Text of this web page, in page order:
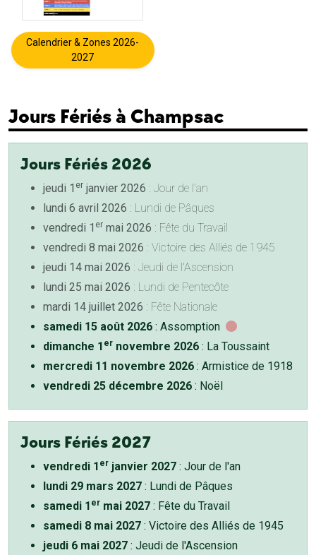
Calendrier & Zones 2026-
2027
Jours Fériés à Champsac
Jours Fériés 2026
jeudi 1 er janvier 2026 : Jour de l'an
lundi 6 avril 2026 : Lundi de Pâques
vendredi 1 er mai 2026 : Fête du Travail
vendredi 8 mai 2026 : Victoire des Alliés de 1945
jeudi 14 mai 2026 : Jeudi de l'Ascension
lundi 25 mai 2026 : Lundi de Pentecôte
mardi 14 juillet 2026 : Fête Nationale
samedi 15 août 2026 : Assomption
dimanche 1 er novembre 2026 : La Toussaint
mercredi 11 novembre 2026 : Armistice de 1918
vendredi 25 décembre 2026 : Noël
Jours Fériés 2027
vendredi 1 er janvier 2027 : Jour de l'an
lundi 29 mars 2027 : Lundi de Pâques
samedi 1 er mai 2027 : Fête du Travail
samedi 8 mai 2027 : Victoire des Alliés de 1945
jeudi 6 mai 2027 : Jeudi de l'Ascension